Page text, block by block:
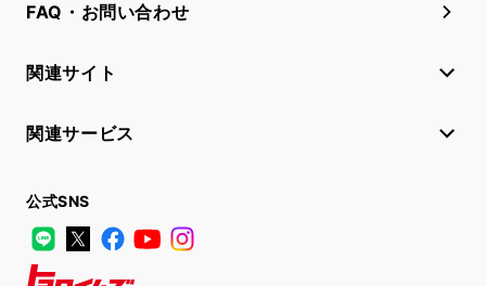
FAQ・お問い合わせ
関連サイト
関連サービス
公式SNS
LINE
X FacebookYouTube